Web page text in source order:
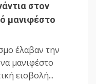
στον
μανιφέστο
έλαβαν την
μανιφέστο
εισβολή...